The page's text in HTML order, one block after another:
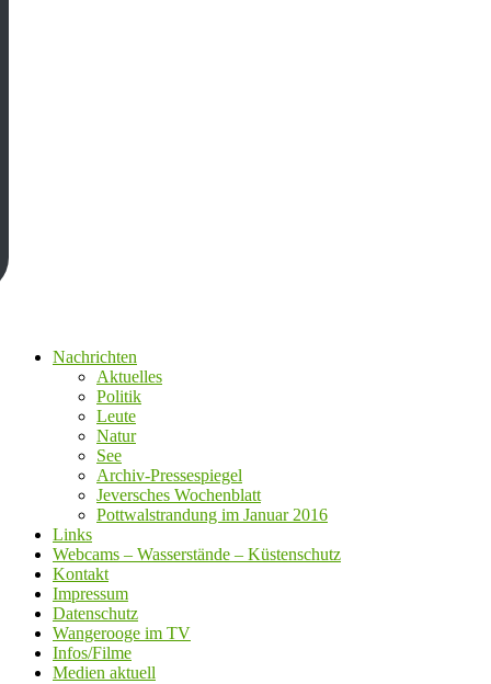
Nachrichten
Aktuelles
Politik
Leute
Natur
See
Archiv-Pressespiegel
Jeversches Wochenblatt
Pottwalstrandung im Januar 2016
Links
Webcams – Wasserstände – Küstenschutz
Kontakt
Impressum
Datenschutz
Wangerooge im TV
Infos/Filme
Medien aktuell